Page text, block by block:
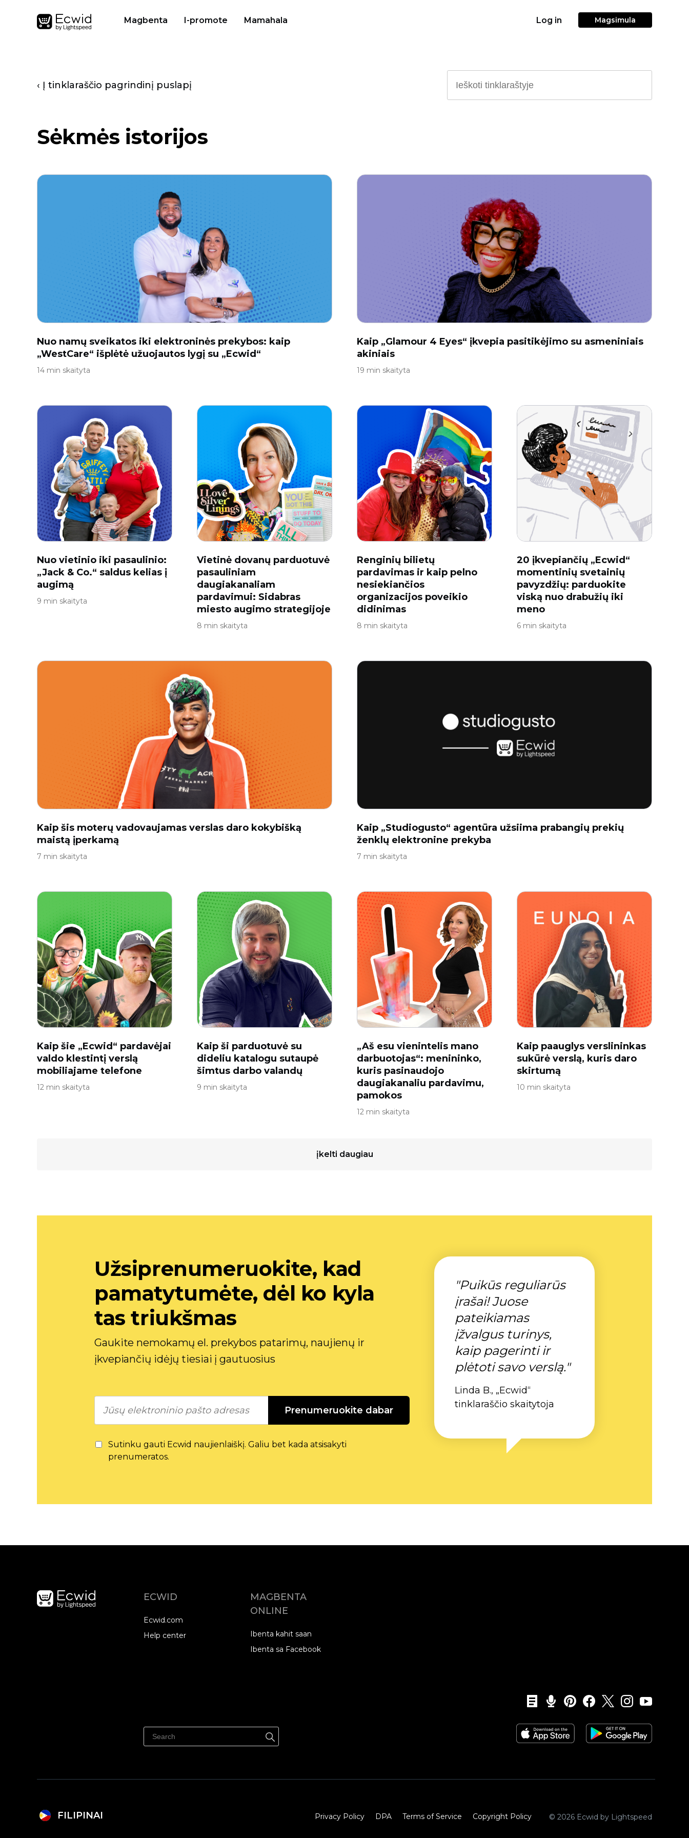
Magbenta I-promote Mamahala Log in Magsimula
‹ Į tinklaraščio pagrindinį puslapį
Sėkmės istorijos
Nuo namų sveikatos iki elektroninės prekybos: kaip
„WestCare“ išplėtė užuojautos lygį su „Ecwid“
14 min skaityta
Kaip „Glamour 4 Eyes“ įkvepia pasitikėjimo su asmeniniais
akiniais
19 min skaityta
Nuo vietinio iki pasaulinio:
„Jack & Co.“ saldus kelias į
augimą
9 min skaityta
Vietinė dovanų parduotuvė
pasauliniam
daugiakanaliam
pardavimui: Sidabras
miesto augimo strategijoje
8 min skaityta
Renginių bilietų
pardavimas ir kaip pelno
nesiekiančios
organizacijos poveikio
didinimas
8 min skaityta
20 įkvepiančių „Ecwid“
momentinių svetainių
pavyzdžių: parduokite
viską nuo drabužių iki
meno
6 min skaityta
Kaip šis moterų vadovaujamas verslas daro kokybišką
maistą įperkamą
7 min skaityta
Kaip „Studiogusto“ agentūra užsiima prabangių prekių
ženklų elektronine prekyba
7 min skaityta
Kaip šie „Ecwid“ pardavėjai
valdo klestintį verslą
mobiliajame telefone
12 min skaityta
Kaip ši parduotuvė su
dideliu katalogu sutaupė
šimtus darbo valandų
9 min skaityta
„Aš esu vienintelis mano
darbuotojas“: menininko,
kuris pasinaudojo
daugiakanaliu pardavimu,
pamokos
12 min skaityta
Kaip paauglys verslininkas
sukūrė verslą, kuris daro
skirtumą
10 min skaityta
įkelti daugiau
Užsiprenumeruokite, kad
pamatytumėte, dėl ko kyla
tas triukšmas
Gaukite nemokamų el. prekybos patarimų, naujienų ir
įkvepiančių idėjų tiesiai į gautuosius
Prenumeruokite dabar
Sutinku gauti Ecwid naujienlaiškį. Galiu bet kada atsisakyti
prenumeratos.
"Puikūs reguliarūs
įrašai! Juose
pateikiamas
įžvalgus turinys,
kaip pagerinti ir
plėtoti savo verslą."
Linda B., „Ecwid“
tinklaraščio skaitytoja
ECWID
Ecwid.com
Help center
MAGBENTA
ONLINE
Ibenta kahit saan
Ibenta sa Facebook
© 2026 Ecwid by Lightspeed
Privacy Policy DPA Terms of Service Copyright Policy‎
FILIPINAI